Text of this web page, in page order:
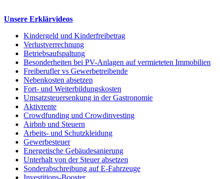
Unsere Erklärvideos
Kindergeld und Kinderfreibetrag
Verlustverrechnung
Betriebsaufspaltung
Besonderheiten bei PV-Anlagen auf vermieteten Immobilien
Freiberufler vs Gewerbetreibende
Nebenkosten absetzen
Fort- und Weiterbildungskosten
Umsatzsteuersenkung in der Gastronomie
Aktivrente
Crowdfunding und Crowdinvesting
Airbnb und Steuern
Arbeits- und Schutzkleidung
Gewerbesteuer
Energetische Gebäudesanierung
Unterhalt von der Steuer absetzen
Sonderabschreibung auf E-Fahrzeuge